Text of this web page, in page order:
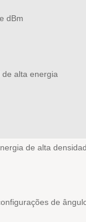
dBm
alta energia
de alta
de